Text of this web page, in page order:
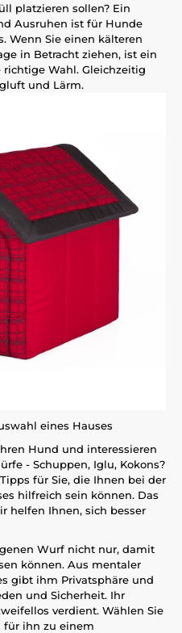
platzieren sollen? Ein
Ausruhen ist für Hunde
Wenn Sie einen kälteren
in Betracht ziehen, ist ein
Wahl. Gleichzeitig
und Lärm.
eines Hauses
Hund und interessieren
- Schuppen, Iglu, Kokons?
für Sie, die Ihnen bei der
hilfreich sein können. Das
helfen Ihnen, sich besser
Wurf nicht nur, damit
können. Aus mentaler
gibt ihm Privatsphäre und
und Sicherheit. Ihr
verdient. Wählen Sie
für ihn zu einem